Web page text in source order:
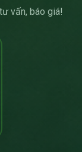
vấn, báo giá!